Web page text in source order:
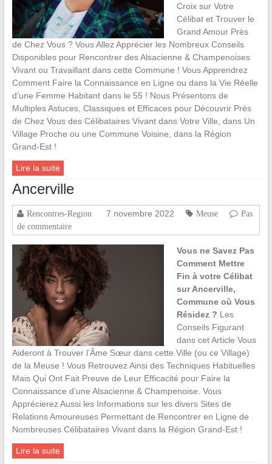
Croix sur Votre
Célibat et Trouver le
Grand Amour Près
de Chez Vous ? Vous Allez Apprécier les Nombreux Conseils
Disponibles pour Rencontrer des Alsacienne & Champenoises
Vivant ou Travaillant dans cette Commune ! Vous Apprendrez
Comment Faire la Connaissance en Ligne ou dans la Vie Réelle
d’une Femme Habitant dans le 55 ! Nous Présentons de
Multiples Astuces, Classiques et Efficaces pour Découvrir Près
de Chez Vous des Célibataires Vivant dans Votre Ville, dans Un
Village Proche ou une Commune Voisine, dans la Région
Grand-Est !
Lire la suite
Ancerville
Rencontres-Region 7 novembre 2022 Meuse
Pas
de commentaire
Vous ne Savez Pas
Comment Mettre
Fin à votre Célibat
sur Ancerville,
Commune où Vous
Résidez ? Les
Conseils Figurant
dans cet Article Vous
Aideront à Trouver l’Âme Sœur dans cette Ville (ou ce Village)
de la Meuse ! Vous Retrouvez Ainsi des Techniques Habituelles
Mais Qui Ont Fait Preuve de Leur Efficacité pour Faire la
Connaissance d’une Alsacienne & Champenoise. Vous
Apprécierez Aussi les Informations sur les divers Sites de
Relations Amoureuses Permettant de Rencontrer en Ligne de
Nombreuses Célibataires Vivant dans la Région Grand-Est !
Lire la suite